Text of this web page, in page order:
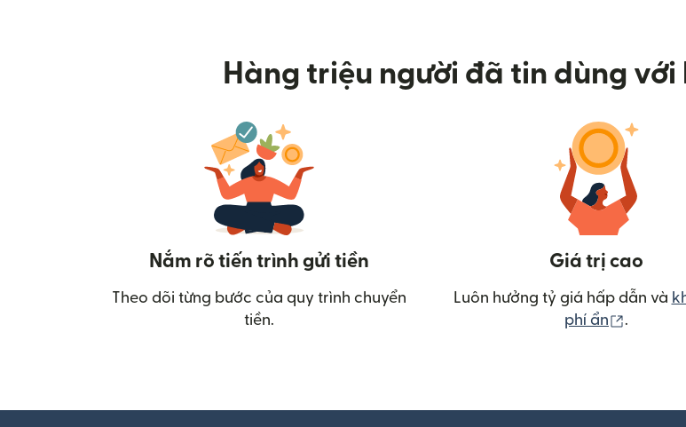
Hàng triệu người đã tin dùng
Nắm rõ tiến trình gửi tiền
Theo dõi từng bước của quy trình chuyển
tiền.
Giá trị cao
Luôn hưởng tỷ giá hấp dẫn và
phí ẩn
(mở
.